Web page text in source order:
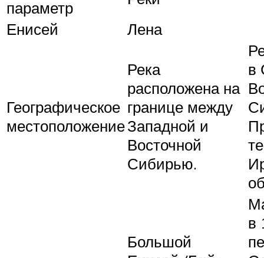
параметр
Енисей
Лена
Географическое
местоположение
Река
расположена на
границе между
Западной и
Восточной
Сибирью.
в
Большой
в